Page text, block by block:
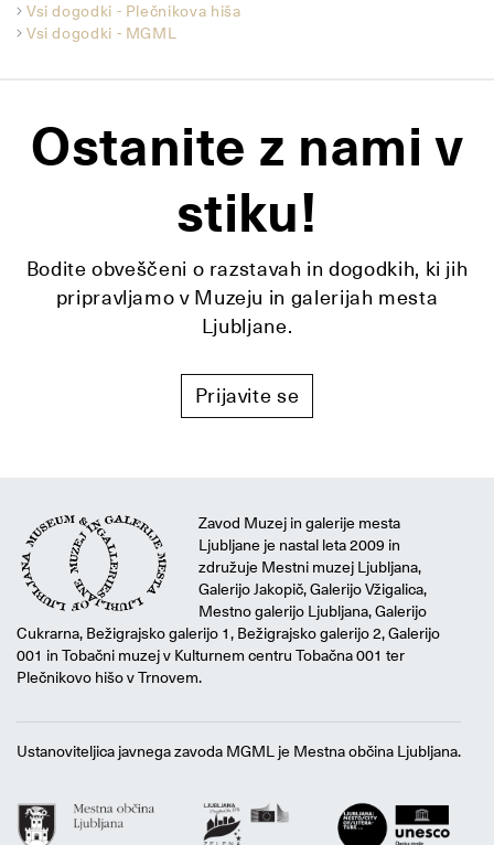
Vsi dogodki - Plečnikova hiša
Vsi dogodki - MGML
Ostanite z nami v
stiku!
Bodite obveščeni o razstavah in dogodkih, ki jih
pripravljamo v Muzeju in galerijah mesta
Ljubljane.
Prijavite se
Zavod Muzej in galerije mesta
Ljubljane je nastal leta 2009 in
združuje Mestni muzej Ljubljana,
Galerijo Jakopič, Galerijo Vžigalica,
Mestno galerijo Ljubljana, Galerijo
Cukrarna, Bežigrajsko galerijo 1, Bežigrajsko galerijo 2, Galerijo
001 in Tobačni muzej v Kulturnem centru Tobačna 001 ter
Plečnikovo hišo v Trnovem.
Ustanoviteljica javnega zavoda MGML je Mestna občina Ljubljana.